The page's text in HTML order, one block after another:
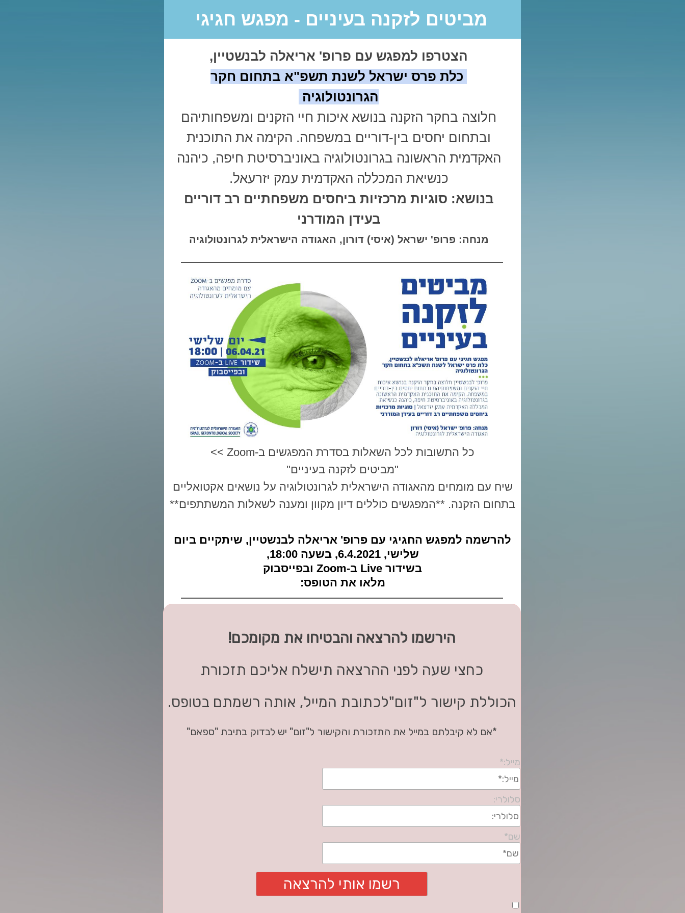
מביטים לזקנה בעיניים - מפגש חגיגי
הצטרפו למפגש עם פרופ' אריאלה לבנשטיין,
כלת פרס ישראל לשנת תשפ"א בתחום חקר
הגרונטולוגיה
חלוצה בחקר הזקנה בנושא איכות חיי הזקנים ומשפחותיהם
ובתחום יחסים בין-דוריים במשפחה. הקימה את התוכנית
האקדמית הראשונה בגרונטולוגיה באוניברסיטת חיפה, כיהנה
כנשיאת המכללה האקדמית עמק יזרעאל.
בנושא: סוגיות מרכזיות ביחסים משפחתיים רב דוריים
בעידן המודרני
מנחה: פרופ' ישראל (איסי) דורון, האגודה הישראלית לגרונטולוגיה
כל התשובות לכל השאלות בסדרת המפגשים ב-Zoom >>
"מביטים לזקנה בעיניים"
שיח עם מומחים מהאגודה הישראלית לגרונטולוגיה על נושאים אקטואליים
בתחום הזקנה. **המפגשים כוללים דיון מקוון ומענה לשאלות המשתתפים**
להרשמה למפגש החגיגי עם פרופ' אריאלה לבנשטיין, שיתקיים ביום
שלישי, 6.4.2021, בשעה 18:00,
בשידור Live ב-Zoom ובפייסבוק
מלאו את הטופס:
הירשמו להרצאה והבטיחו את מקומכם!
כחצי שעה לפני ההרצאה תישלח אליכם תזכורת
הכוללת קישור ל"זום"לכתובת המייל, אותה רשמתם בטופס.
*אם לא קיבלתם במייל את התזכורת והקישור ל"זום" יש לבדוק בתיבת "ספאם"
מייל:*
סלולרי:
שם*